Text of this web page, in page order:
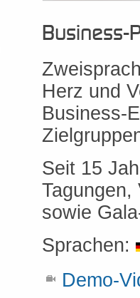
Business-
Herz und
Business-
Seit 15
Tagungen,
sowie
Sprachen:
Demo-